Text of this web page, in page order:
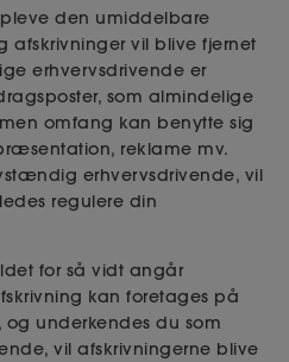
den umiddelbare
afskrivninger vil blive fjernet
erhvervsdrivende er
som almindelige
omfang kan benytte sig
reklame mv.
erhvervsdrivende, vil
regulere din
for så vidt angår
kan foretages på
underkendes du som
vil afskrivningerne blive